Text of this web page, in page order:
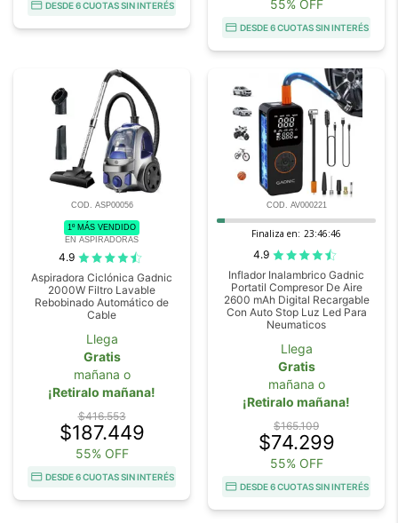
DESDE 6 CUOTAS SIN INTERÉS 55% OFF
DESDE 6 CUOTAS SIN INTERÉS
COD. ASP00056
1º MÁS VENDIDO
EN ASPIRADORAS
4.9
Aspiradora Ciclónica Gadnic
2000W Filtro Lavable
Rebobinado Automático de
Cable
Llega
Gratis
mañana o
¡Retiralo mañana!
$416.553
$187.449
55% OFF
DESDE 6 CUOTAS SIN INTERÉS
COD. AV000221
Finaliza en: 23:46:44
4.9
Inflador Inalambrico Gadnic
Portatil Compresor De Aire
2600 mAh Digital Recargable
Con Auto Stop Luz Led Para
Neumaticos
Llega
Gratis
mañana o
¡Retiralo mañana!
$165.109
$74.299
55% OFF
DESDE 6 CUOTAS SIN INTERÉS